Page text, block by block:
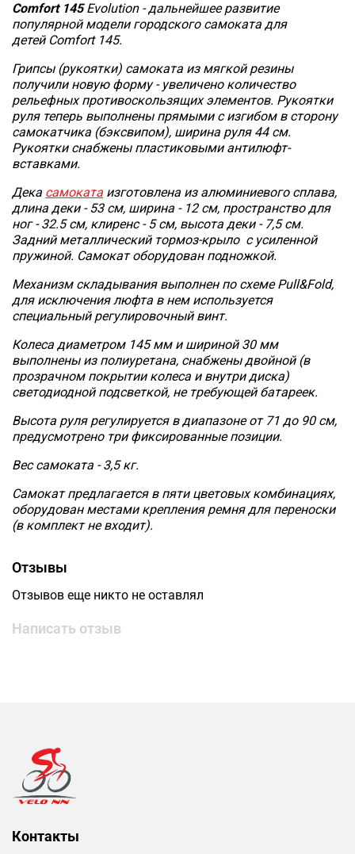
Comfort 145Evolution - дальнейшее развитие
популярной модели городского самоката для
детей Comfort 145.
Грипсы (рукоятки) самоката из мягкой резины
получили новую форму - увеличено количество
рельефных противоскользящих элементов. Рукоятки
руля теперь выполнены прямыми с изгибом в сторону
самокатчика (бэксвипом), ширина руля 44 см.
Рукоятки снабжены пластиковыми антилюфт-
вставками.
Дека самоката изготовлена из алюминиевого сплава,
длина деки - 53 см, ширина - 12 см, пространство для
ног - 32.5 см, клиренс - 5 см, высота деки - 7,5 см.
Задний металлический тормоз-крыло с усиленной
пружиной. Самокат оборудован подножкой.
Механизм складывания выполнен по схеме Pull&Fold,
для исключения люфта в нем используется
специальный регулировочный винт.
Колеса диаметром 145 мм и шириной 30 мм
выполнены из полиуретана, снабжены двойной (в
прозрачном покрытии колеса и внутри диска)
светодиодной подсветкой, не требующей батареек.
Высота руля регулируется в диапазоне от 71 до 90 см,
предусмотрено три фиксированные позиции.
Вес самоката - 3,5 кг.
Самокат предлагается в пяти цветовых комбинациях,
оборудован местами крепления ремня для переноски
(в комплект не входит).
Отзывы
Отзывов еще никто не оставлял
Написать отзыв
Контакты